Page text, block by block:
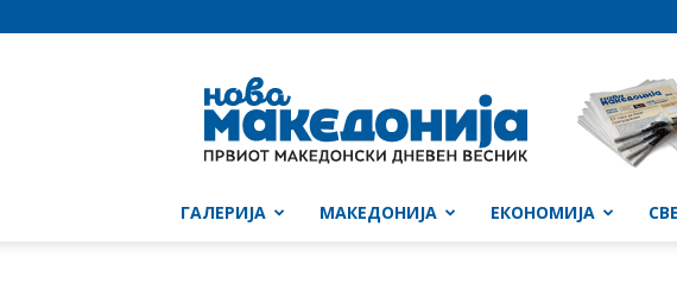
Македонија
ГАЛЕРИЈА МАКЕДОНИЈА ЕКОНОМИЈА